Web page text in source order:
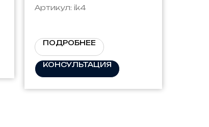
Артикул: ik4
ПОДРОБНЕЕ
КОНСУЛЬТАЦИЯ